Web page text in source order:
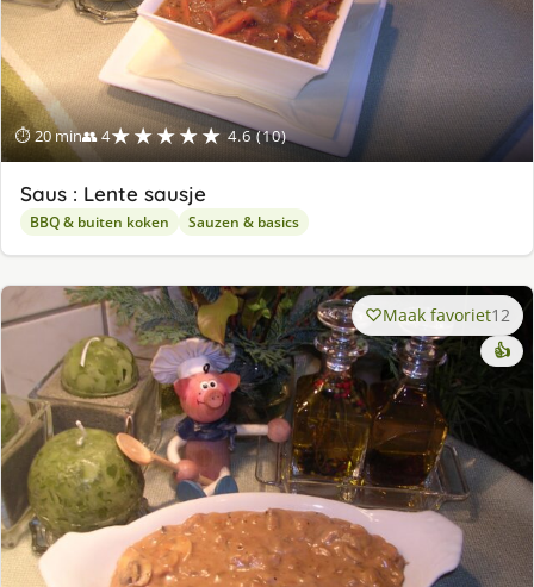
⏱ 20 min👥 4★★★★★ 4.6 (10)
Saus : Lente sausje
BBQ & buiten koken Sauzen & basics
Maak favoriet12
👍